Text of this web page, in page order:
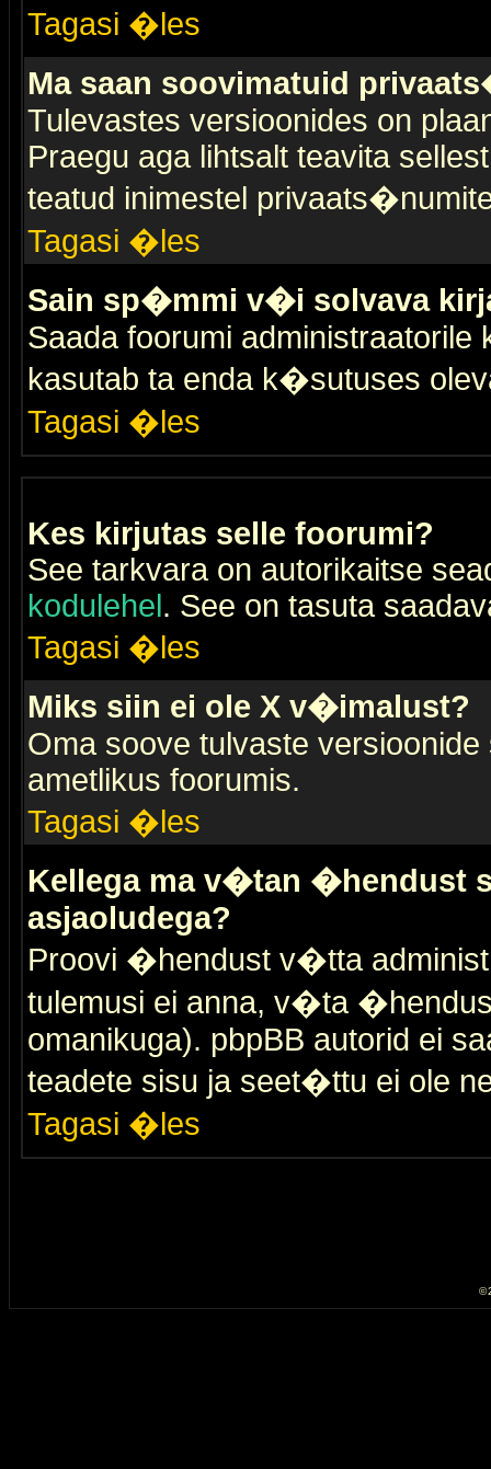
Tagasi �les
Ma saan soovimatuid
Tulevastes versioonides on
Praegu aga lihtsalt teavita
teatud inimestel
Tagasi �les
Sain sp�mmi v�i solvava
Saada foorumi
kasutab ta enda k�sutuses
Tagasi �les
Kes kirjutas selle foorumi?
See tarkvara on autorikaitse
kodulehel. See on tasuta
Tagasi �les
Miks siin ei ole X v�imalust?
Oma soove tulvaste
ametlikus foorumis.
Tagasi �les
Kellega ma v�tan �hendust
asjaoludega?
Proovi �hendust v�tta
tulemusi ei anna, v�ta
omanikuga). pbpBB autorid ei
teadete sisu ja seet�ttu ei ole
Tagasi �les
©